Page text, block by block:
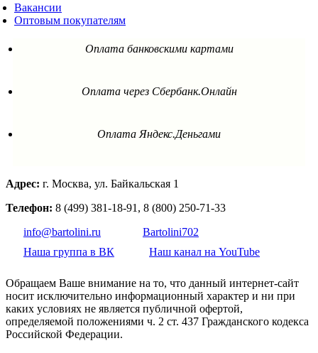
Вакансии
Оптовым покупателям
Оплата банковскими картами
Оплата через Сбербанк.Онлайн
Оплата Яндекс.Деньгами
Адрес: г. Москва, ул. Байкальская 1
Телефон: 8 (499) 381-18-91, 8 (800) 250-71-33
info@bartolini.ru
Bartolini702
Наша группа в ВК
Наш канал на YouTube
Обращаем Ваше внимание на то, что данный интернет-сайт
носит исключительно информационный характер и ни при
каких условиях не является публичной офертой,
определяемой положениями ч. 2 ст. 437 Гражданского кодекса
Российской Федерации.